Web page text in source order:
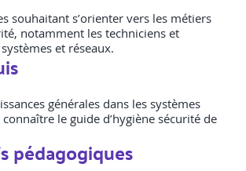
souhaitant s’orienter vers les métiers
notamment les techniciens et
et réseaux.
générales dans les systèmes
le guide d’hygiène sécurité de
pédagogiques